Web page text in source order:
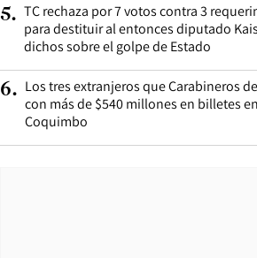
5. TC rechaza por 7 votos contra 3
para destituir al entonces diputado
dichos sobre el golpe de Estado
6. Los tres extranjeros que Carabineros
con más de $540 millones en billetes en
Coquimbo